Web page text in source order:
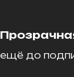
ещё до